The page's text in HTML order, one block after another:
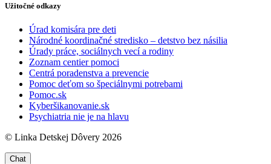
Užitočné odkazy
Úrad komisára pre deti
Národné koordinačné stredisko – detstvo bez násilia
Úrady práce, sociálnych vecí a rodiny
Zoznam centier pomoci
Centrá poradenstva a prevencie
Pomoc deťom so špeciálnymi potrebami
Pomoc.sk
Kyberšikanovanie.sk
Psychiatria nie je na hlavu
© Linka Detskej Dôvery 2026